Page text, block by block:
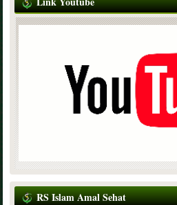
RS Islam Amal Sehat